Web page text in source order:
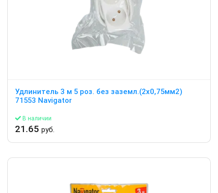
Удлинитель 3 м 5 роз. без заземл.(2х0,75мм2)
71553 Navigator
В наличии
21.65 руб.